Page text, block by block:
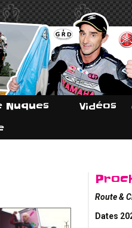
Nuques Vidéos
Route &
Dates